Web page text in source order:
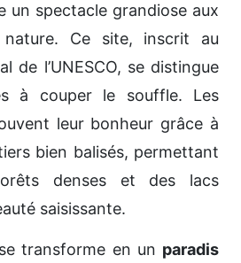
un spectacle grandiose aux
Ce site, inscrit au
de l’UNESCO, se distingue
à couper le souffle. Les
leur bonheur grâce à
bien balisés, permettant
denses et des lacs
saisissante.
transforme en un paradis